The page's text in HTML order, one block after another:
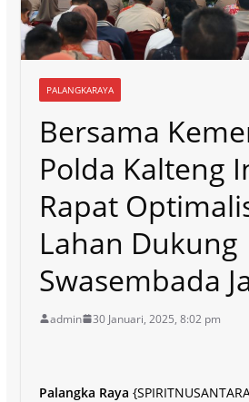
PALANGKARAYA
Bersama
Polda Kalteng
Rapat
Lahan Dukung
Swasembada
admin 30 Januari, 2025, 8:02 pm
Palangka Raya